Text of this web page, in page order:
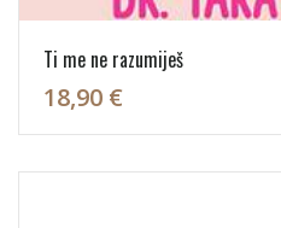
Ti me ne razumiješ
18,90 €